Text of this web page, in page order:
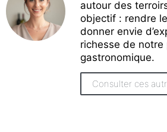
autour des
objectif : rendre
donner envie
richesse de notre
gastronomique.
Consulter ces